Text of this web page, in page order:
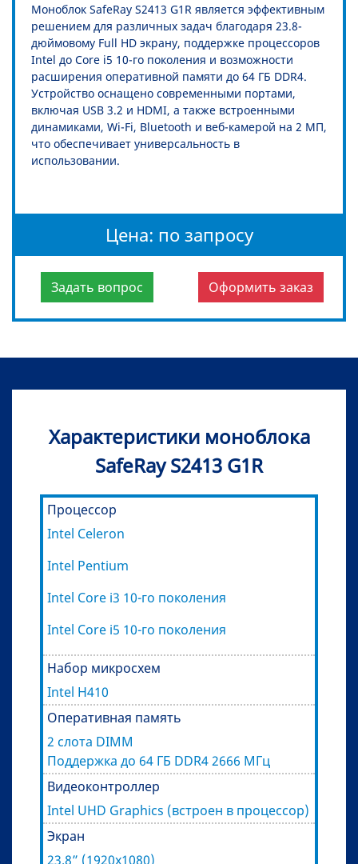
Моноблок SafeRay S2413 G1R является эффективным
решением для различных задач благодаря 23.8-
дюймовому Full HD экрану, поддержке процессоров
Intel до Core i5 10-го поколения и возможности
расширения оперативной памяти до 64 ГБ DDR4.
Устройство оснащено современными портами,
включая USB 3.2 и HDMI, а также встроенными
динамиками, Wi-Fi, Bluetooth и веб-камерой на 2 МП,
что обеспечивает универсальность в
использовании.
Цена: по запросу
Задать вопрос Оформить заказ
Характеристики моноблока
SafeRay S2413 G1R
Процессор
Intel Celeron
Intel Pentium
Intel Core i3 10-го поколения
Intel Core i5 10-го поколения
Набор микросхем
Intel H410
Оперативная память
2 слота DIMM
Поддержка до 64 ГБ DDR4 2666 МГц
Видеоконтроллер
Intel UHD Graphics (встроен в процессор)
Экран
23.8” (1920x1080)